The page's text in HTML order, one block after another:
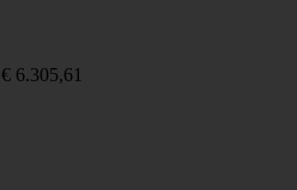
€ 6.305,61